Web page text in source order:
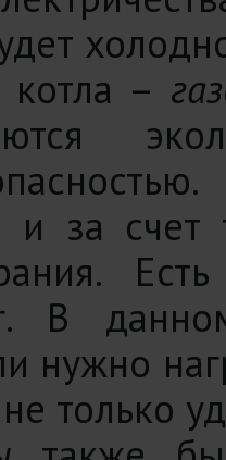
–
и за счет
В
нужно
только